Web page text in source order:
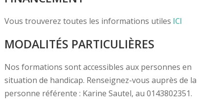
Vous trouverez toutes les informations utiles ICI
MODALITÉS PARTICULIÈRES
Nos formations sont accessibles aux personnes en
situation de handicap. Renseignez-vous auprès de la
personne référente : Karine Sautel, au 0143802351.